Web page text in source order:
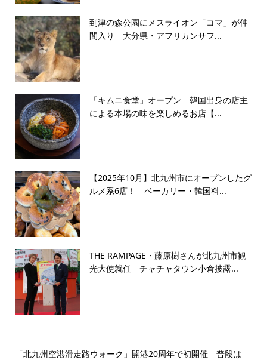
到津の森公園にメスライオン「コマ」が仲
間入り 大分県・アフリカンサフ...
「キムニ食堂」オープン 韓国出身の店主
による本場の味を楽しめるお店【...
【2025年10月】北九州市にオープンしたグ
ルメ系6店！ ベーカリー・韓国料...
THE RAMPAGE・藤原樹さんが北九州市観
光大使就任 チャチャタウン小倉披露...
「北九州空港滑走路ウォーク」開港20周年で初開催 普段は